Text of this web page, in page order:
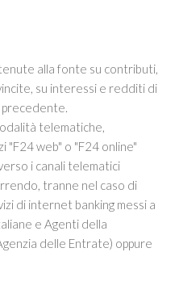
alla fonte su contributi,
su interessi e redditi di
precedente.
telematiche,
"F24 web" o "F24 online"
i canali telematici
tranne nel caso di
di internet banking messi a
e Agenti della
delle Entrate) oppure